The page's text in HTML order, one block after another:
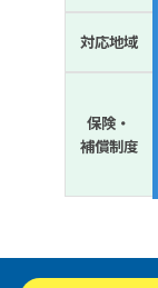
対応地域
保険・
補償制度